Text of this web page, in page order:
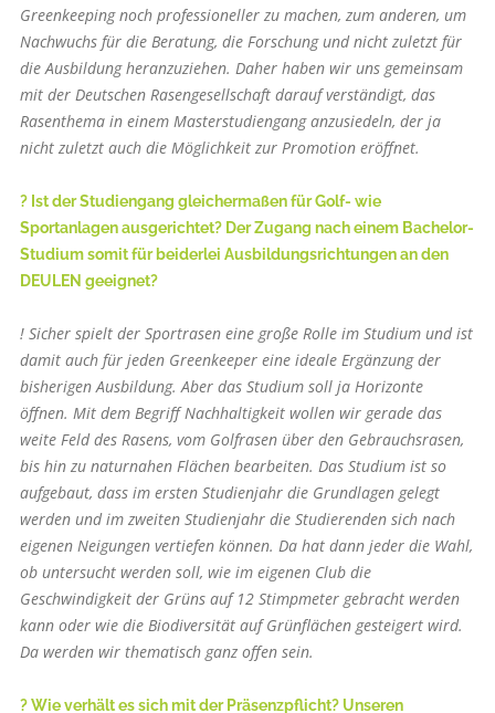
Greenkeeping noch professioneller zu machen, zum anderen, um
Nachwuchs für die Beratung, die Forschung und nicht zuletzt für
die Ausbildung heranzuziehen. Daher haben wir uns gemeinsam
mit der Deutschen Rasengesellschaft darauf verständigt, das
Rasenthema in einem Masterstudiengang anzusiedeln, der ja
nicht zuletzt auch die Möglichkeit zur Promotion eröffnet.
? Ist der Studiengang gleichermaßen für Golf- wie
Sportanlagen ausgerichtet? Der Zugang nach einem Bachelor-
Studium somit für beiderlei Ausbildungsrichtungen an den
DEULEN geeignet?
! Sicher spielt der Sportrasen eine große Rolle im Studium und ist
damit auch für jeden Greenkeeper eine ideale Ergänzung der
bisherigen Ausbildung. Aber das Studium soll ja Horizonte
öffnen. Mit dem Begriff Nachhaltigkeit wollen wir gerade das
weite Feld des Rasens, vom Golfrasen über den Gebrauchsrasen,
bis hin zu naturnahen Flächen bearbeiten. Das Studium ist so
aufgebaut, dass im ersten Studienjahr die Grundlagen gelegt
werden und im zweiten Studienjahr die Studierenden sich nach
eigenen Neigungen vertiefen können. Da hat dann jeder die Wahl,
ob untersucht werden soll, wie im eigenen Club die
Geschwindigkeit der Grüns auf 12 Stimpmeter gebracht werden
kann oder wie die Biodiversität auf Grünflächen gesteigert wird.
Da werden wir thematisch ganz offen sein.
? Wie verhält es sich mit der Präsenzpflicht? Unseren